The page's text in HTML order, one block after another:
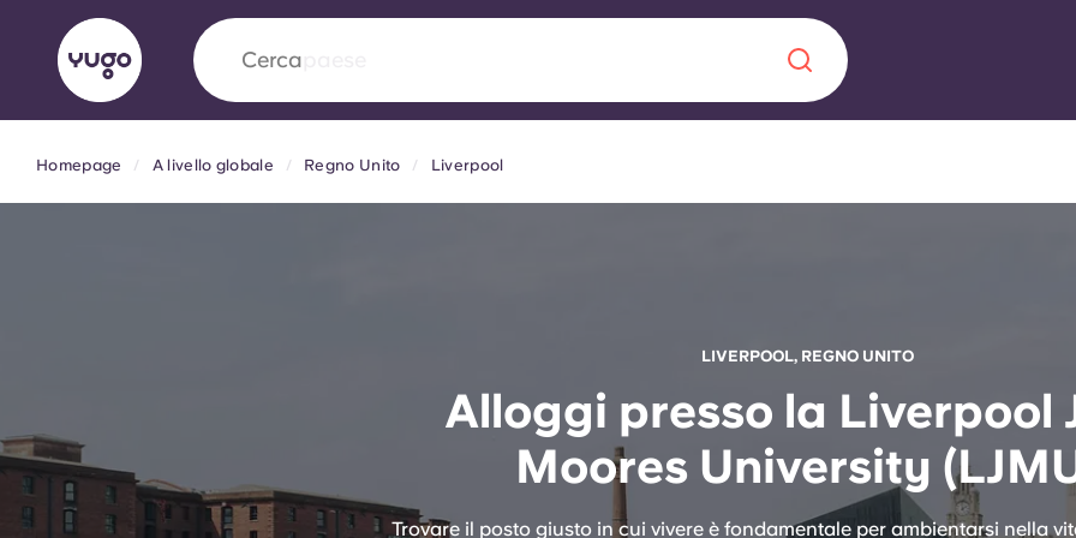
Cerca
Chi siamoSediAltro
settore Alloggi per Studenti
La partnership pionieristica Yugocon VCARB alimenta
l'innovazione, l'ambizione e momenti indimenticabili per gli
studenti.
Chi siamo
Domande
Blog
English (GB) English (US)
Homepage A livello globale Regno Unito Liverpool
LIVERPOOL, REGNO UNITO
Alloggi presso la Liverpool
Moores University
Trovare il posto giusto in cui vivere è fondamentale per ambientarsi nella